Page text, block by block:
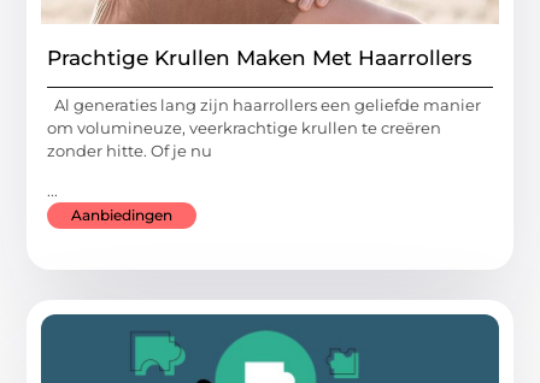
Prachtige Krullen Maken Met Haarrollers
Al generaties lang zijn haarrollers een geliefde manier
om volumineuze, veerkrachtige krullen te creëren
zonder hitte. Of je nu
...
Aanbiedingen